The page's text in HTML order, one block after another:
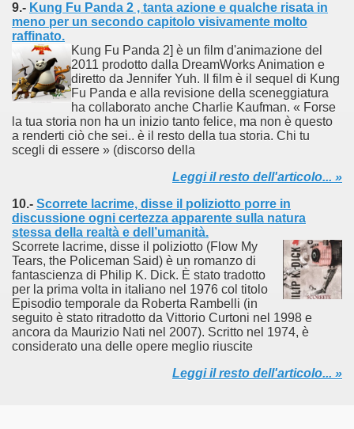
9.- Kung Fu Panda 2 , tanta azione e qualche risata in
meno per un secondo capitolo visivamente molto
raffinato.
Kung Fu Panda 2] è un film d'animazione del
2011 prodotto dalla DreamWorks Animation e
diretto da Jennifer Yuh. Il film è il sequel di Kung
Fu Panda e alla revisione della sceneggiatura
ha collaborato anche Charlie Kaufman. « Forse
la tua storia non ha un inizio tanto felice, ma non è questo
a renderti ciò che sei.. è il resto della tua storia. Chi tu
scegli di essere » (discorso della
Leggi il resto dell'articolo... »
10.- Scorrete lacrime, disse il poliziotto porre in
discussione ogni certezza apparente sulla natura
stessa della realtà e dell’umanità.
Scorrete lacrime, disse il poliziotto (Flow My
Tears, the Policeman Said) è un romanzo di
fantascienza di Philip K. Dick. È stato tradotto
per la prima volta in italiano nel 1976 col titolo
Episodio temporale da Roberta Rambelli (in
seguito è stato ritradotto da Vittorio Curtoni nel 1998 e
ancora da Maurizio Nati nel 2007). Scritto nel 1974, è
considerato una delle opere meglio riuscite
Leggi il resto dell'articolo... »
Trilogia sulla morte